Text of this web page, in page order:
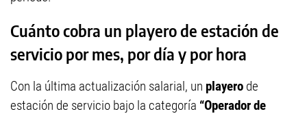
Cuánto cobra un playero de estación de
servicio por mes, por día y por hora
Con la última actualización salarial, un playero de
estación de servicio bajo la categoría “Operador de